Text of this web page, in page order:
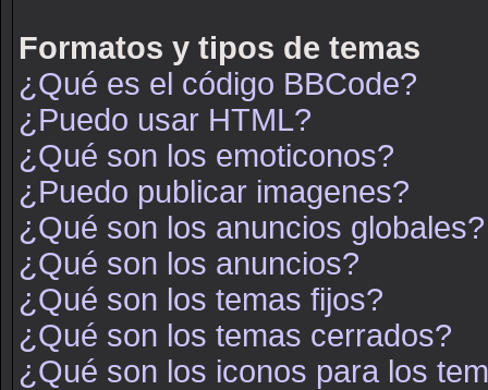
Formatos y tipos de temas
¿Qué es el código BBCode?
¿Puedo usar HTML?
¿Qué son los emoticonos?
¿Puedo publicar imagenes?
¿Qué son los anuncios globales?
¿Qué son los anuncios?
¿Qué son los temas fijos?
¿Qué son los temas cerrados?
¿Qué son los iconos para los